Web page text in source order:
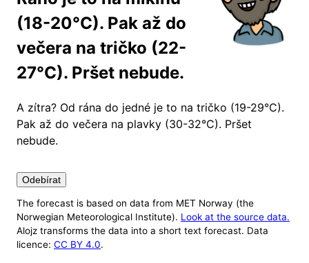
(18-20°C). Pak až do
večera na tričko (22-
27°C). Pršet nebude.
A zítra? Od rána do jedné je to na tričko (19-29°C).
Pak až do večera na plavky (30-32°C). Pršet
nebude.
Odebírat
Nastavení
Alojz v tuto chvíli ignoruje počasí mimo 8:00 až
The forecast is based on data from MET Norway (the
Norwegian Meteorological Institute). Look at the source data.
Alojz transforms the data into a short text forecast. Data
licence: CC BY 4.0.